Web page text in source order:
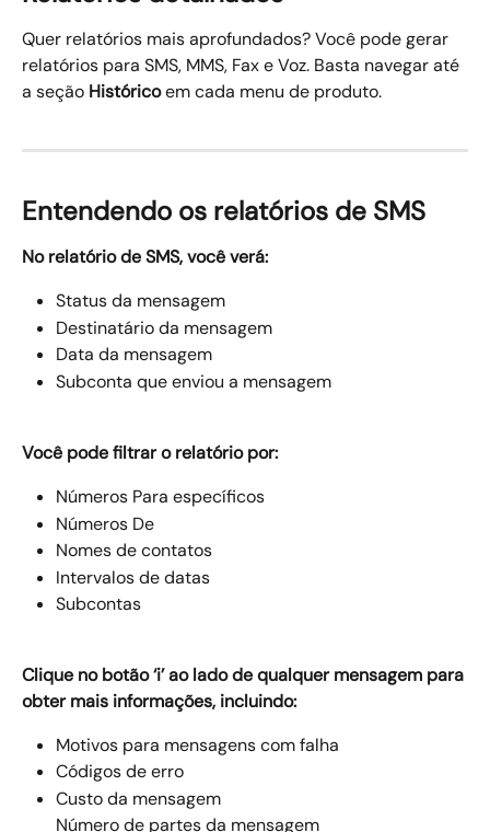
Quer relatórios mais aprofundados? Você pode gerar
relatórios para SMS, MMS, Fax e Voz. Basta navegar até
a seção Histórico em cada menu de produto.
Entendendo os relatórios de SMS
No relatório de SMS, você verá:
Status da mensagem
Destinatário da mensagem
Data da mensagem
Subconta que enviou a mensagem
Você pode filtrar o relatório por:
Números Para específicos
Números De
Nomes de contatos
Intervalos de datas
Subcontas
Clique no botão ‘i’ ao lado de qualquer mensagem para
obter mais informações, incluindo:
Motivos para mensagens com falha
Códigos de erro
Custo da mensagem
Número de partes da mensagem